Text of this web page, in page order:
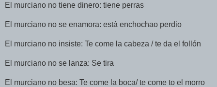
El murciano no tiene dinero: tiene perras
El murciano no se enamora: está enchochao perdio
El murciano no insiste: Te come la cabeza / te da el follón
El murciano no se lanza: Se tira
El murciano no besa: Te come la boca/ te come to el morro